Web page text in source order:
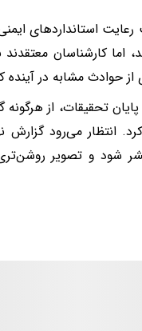
رعایت استانداردهای
اما کارشناسان
از حوادث مشابه در
پایان تحقیقات، از
انتظار می‌رود
شود و تصویر